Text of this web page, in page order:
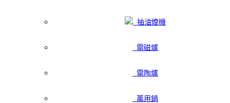
抽油煙機
電磁爐
電陶爐
萬用鍋